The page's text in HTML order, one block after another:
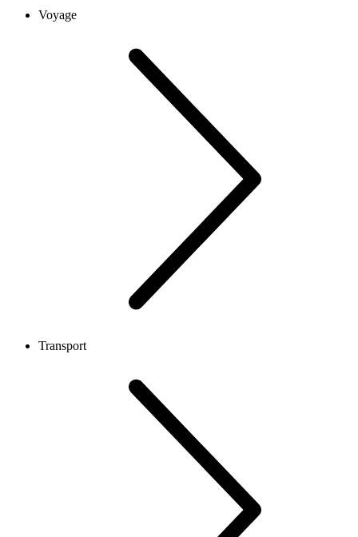
Voyage
Transport